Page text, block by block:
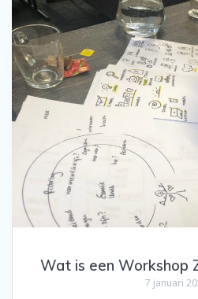
Wat is een Workshop
7 januari